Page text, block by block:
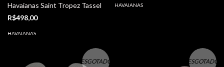
Havaianas Saint Tropez Tassel
R$498,00
HAVAIANAS
HAVAIANAS
ESGOTADO ESGOTADO